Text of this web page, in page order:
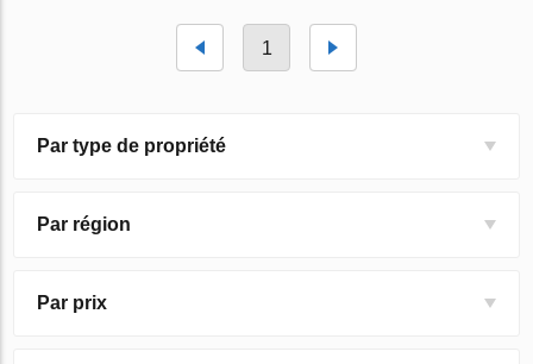
1
Par type de propriété
Par région
Par prix